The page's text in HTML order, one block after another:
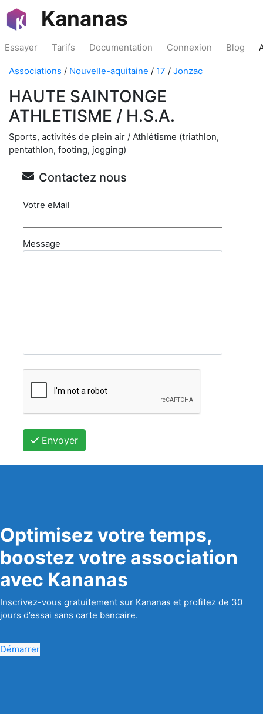
Kananas
Essayer Tarifs Documentation Connexion Blog
Associations / Nouvelle-aquitaine / 17 / Jonzac
HAUTE SAINTONGE
ATHLETISME / H.S.A.
Sports, activités de plein air / Athlétisme (triathlon,
pentathlon, footing, jogging)
Contactez nous
Votre eMail
Message
Envoyer
Optimisez votre temps,
boostez votre association
avec Kananas
Inscrivez-vous gratuitement sur Kananas et profitez de 30
jours d’essai sans carte bancaire.
Démarrer